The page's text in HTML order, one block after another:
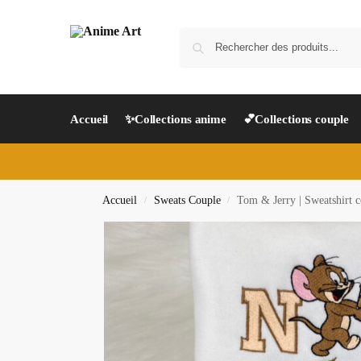
Accueil ✨Collections anime 💕Collections couple
Accueil / Sweats Couple / Tom & Jerry | Sweatshirt